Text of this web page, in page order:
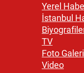
Yerel
İstanbul
TV
Foto Galeri
Video